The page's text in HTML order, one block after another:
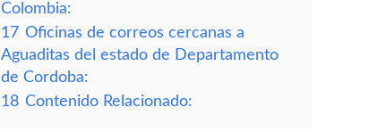
Colombia:
17 Oficinas de correos cercanas a
Aguaditas del estado de Departamento
de Cordoba:
18 Contenido Relacionado: